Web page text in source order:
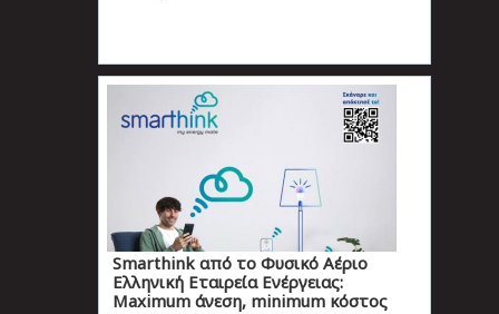
Smarthink από το Φυσικό Αέριο
Ελληνική Εταιρεία Ενέργειας:
Maximum άνεση, minimum κόστος